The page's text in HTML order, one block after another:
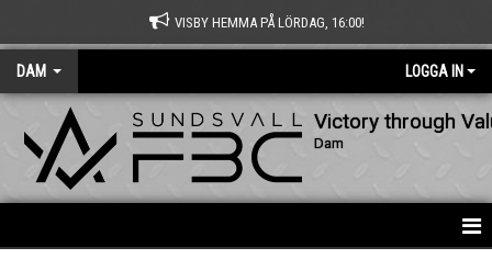
VISBY HEMMA PÅ LÖRDAG, 16:00!
DAM LOGGA IN
Victory through
Dam